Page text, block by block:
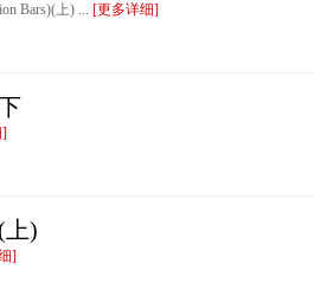
Bars)(上) ... [更多详细]
上)
]